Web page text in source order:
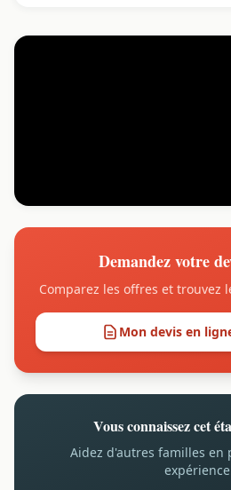
Demandez votre
Comparez les offres et trouvez
Mon devis en
Vous connaissez cet
Aidez d'autres familles en